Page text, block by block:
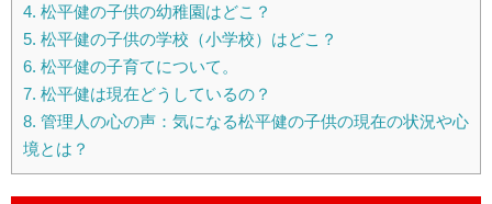
4. 松平健の子供の幼稚園はどこ？
5. 松平健の子供の学校（小学校）はどこ？
6. 松平健の子育てについて。
7. 松平健は現在どうしているの？
8. 管理人の心の声：気になる松平健の子供の現在の状況や心
境とは？